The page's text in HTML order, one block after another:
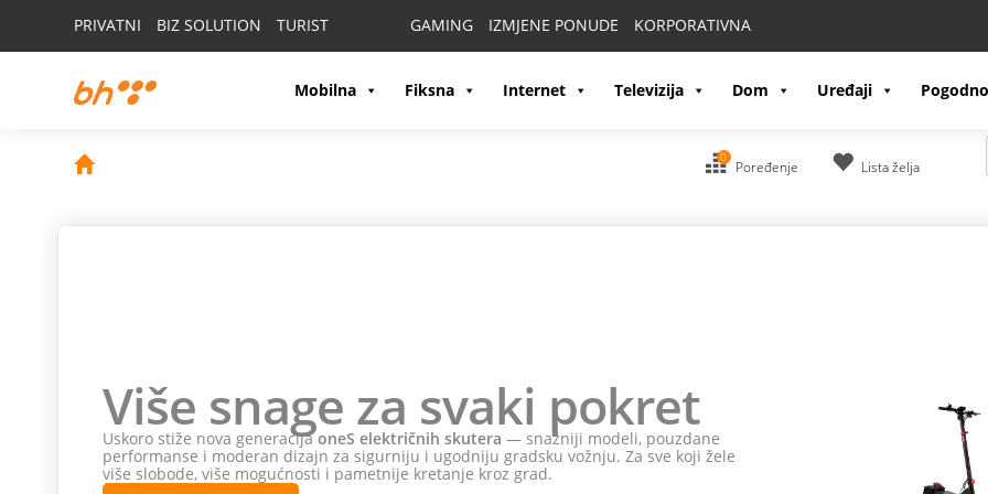
PRIVATNI BIZ SOLUTION TURIST GAMING IZMJENE PONUDE KORPORATIVNA
Mobilna Fiksna Internet Televizija Dom Uređaji
0
Poređenje Lista želja
Više snage za svaki pokret
Uskoro stiže nova generacijaoneS električnih skutera — snažniji modeli, pouzdane
performanse i moderan dizajn za sigurniju i ugodniju gradsku vožnju. Za sve koji žele
više slobode, više mogućnosti i pametnije kretanje kroz grad.